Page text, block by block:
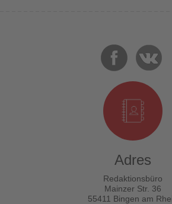
Adres
Redaktionsbüro
Mainzer Str. 36
55411 Bingen am